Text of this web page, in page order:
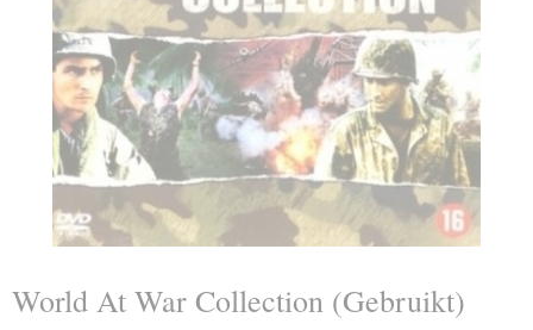
World At War Collection (Gebruikt)